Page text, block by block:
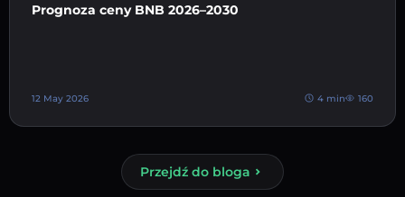
Prognoza ceny BNB 2026–2030
12 May 2026 4 min 160
Przejdź do bloga